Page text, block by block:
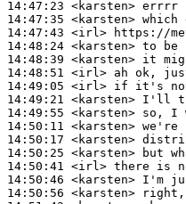
14:47:23 <karsten>
14:47:35 <karsten>
14:47:43 <irl>
14:48:24 <karsten>
14:48:39 <karsten>
14:48:51 <irl>
14:49:05 <irl>
14:49:21 <karsten>
14:49:55 <karsten>
14:50:11 <karsten>
14:50:17 <karsten>
14:50:25 <karsten>
14:50:41 <irl>
14:50:46 <karsten>
14:50:56 <karsten>